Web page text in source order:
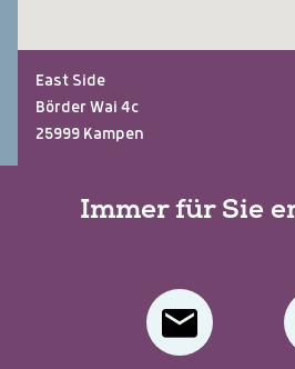
East Side
Börder Wai 4c
25999 Kampen
Immer für Sie